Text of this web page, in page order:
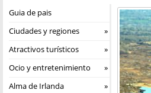
Guia de pais
Ciudades y regiones
Atractivos turísticos
Ocio y entretenimiento
Alma de Irlanda